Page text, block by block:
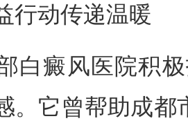
动传递温暖
癜风医院积极
。它曾帮助成